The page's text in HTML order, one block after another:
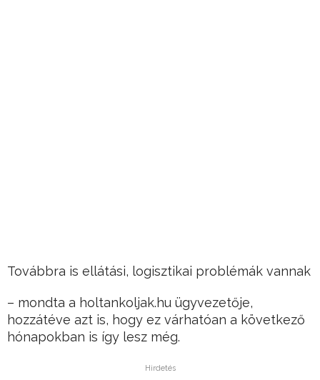
Továbbra is ellátási, logisztikai problémák vannak
– mondta a holtankoljak.hu ügyvezetője,
hozzátéve azt is, hogy ez várhatóan a következő
hónapokban is így lesz még.
Hirdetés